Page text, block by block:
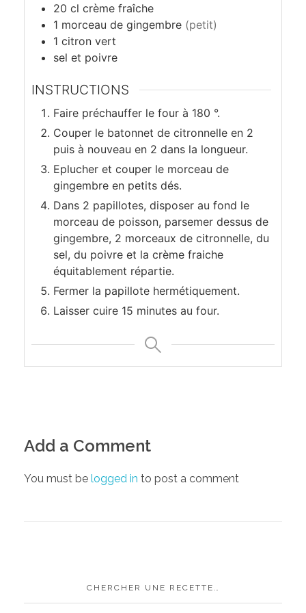
e
n
m
b
20 cl crème fraîche
1 morceau de gingembre (petit)
1 citron vert
sel et poivre
INSTRUCTIONS
Faire préchauffer le four à 180 °.
Couper le batonnet de citronnelle en 2
puis à nouveau en 2 dans la longueur.
Eplucher et couper le morceau de
gingembre en petits dés.
Dans 2 papillotes, disposer au fond le
morceau de poisson, parsemer dessus de
gingembre, 2 morceaux de citronnelle, du
sel, du poivre et la crème fraiche
équitablement répartie.
Fermer la papillote hermétiquement.
Laisser cuire 15 minutes au four.
Add a Comment
You must be logged in to post a comment
CHERCHER UNE RECETTE…